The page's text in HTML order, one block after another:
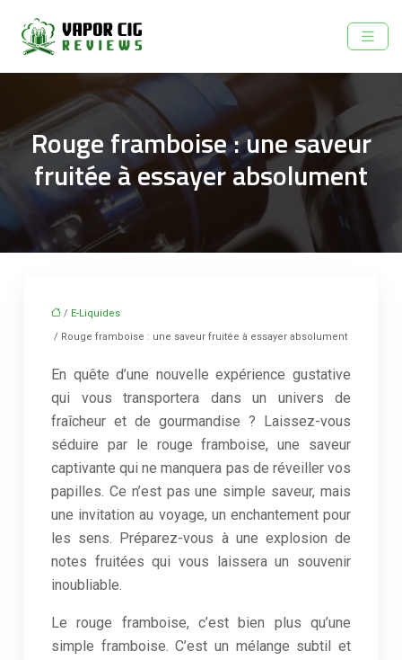
Rouge framboise : une saveur
fruitée à essayer absolument
/ E-Liquides
/ Rouge framboise : une saveur fruitée à essayer absolument
En quête d’une nouvelle expérience gustative
qui vous transportera dans un univers de
fraîcheur et de gourmandise ? Laissez-vous
séduire par le rouge framboise, une saveur
captivante qui ne manquera pas de réveiller vos
papilles. Ce n’est pas une simple saveur, mais
une invitation au voyage, un enchantement pour
les sens. Préparez-vous à une explosion de
notes fruitées qui vous laissera un souvenir
inoubliable.
Le rouge framboise, c’est bien plus qu’une
simple framboise. C’est un mélange subtil et